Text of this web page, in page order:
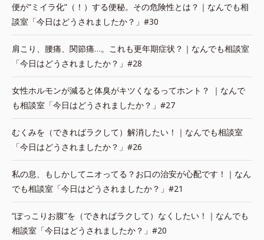
便が“ミイラ化”（！）する便秘。その危険性とは？｜なんでも相
談室「今日はどうされましたか？」#30
肩こり、腰痛、関節痛…。これも更年期症状？｜なんでも相談室
「今日はどうされましたか？」#28
女性ホルモンが減ると体臭がキツくなるってホント？ ｜なんで
も相談室「今日はどうされましたか？」#27
むくみを（できればラクして）解消したい！｜なんでも相談室
「今日はどうされましたか？」#26
私の息、もしかしてニオってる？お口の治安が心配です！｜なん
でも相談室「今日はどうされましたか？」#21
“ぽっこりお腹”を（できればラクして）なくしたい！｜なんでも
相談室「今日はどうされましたか？」#20